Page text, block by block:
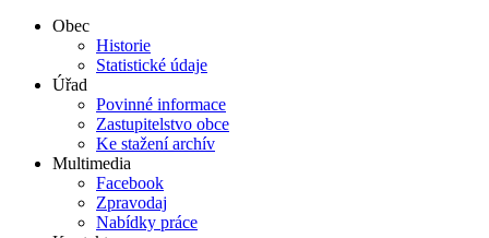
Obec
Historie
Statistické údaje
Úřad
Povinné informace
Zastupitelstvo obce
Ke stažení archív
Multimedia
Facebook
Zpravodaj
Nabídky práce